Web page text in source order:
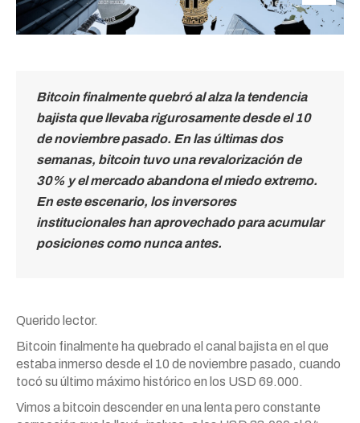
Bitcoin finalmente quebró al alza la tendencia
bajista que llevaba rigurosamente desde el 10
de noviembre pasado. En las últimas dos
semanas, bitcoin tuvo una revalorización de
30% y el mercado abandona el miedo extremo.
En este escenario, los inversores
institucionales han aprovechado para acumular
posiciones como nunca antes.
Querido lector.
Bitcoin finalmente ha quebrado el canal bajista en el que
estaba inmerso desde el 10 de noviembre pasado, cuando
tocó su último máximo histórico en los USD 69.000.
Vimos a bitcoin descender en una lenta pero constante